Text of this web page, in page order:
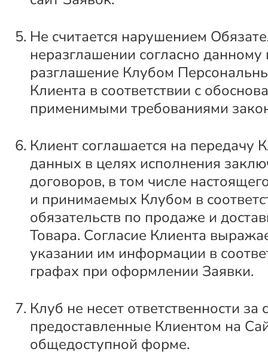
Не считается нарушением
неразглашении согласно данному
разглашение Клубом
Клиента в соответствии с
применимыми требованиями
Клиент соглашается на передачу
данных в целях исполнения
договоров, в том числе
и принимаемых Клубом в
обязательств по продаже и
Товара. Согласие Клиента
указании им информации в
графах при оформлении Заявки.
Клуб не несет ответственности за
предоставленные Клиентом на
общедоступной форме.